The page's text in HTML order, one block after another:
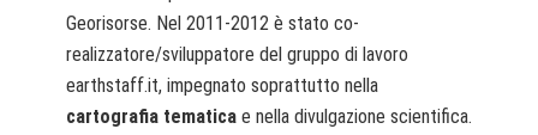
Georisorse. Nel 2011-2012 è stato co-
realizzatore/sviluppatore del gruppo di lavoro
earthstaff.it, impegnato soprattutto nella
cartografia tematica e nella divulgazione scientifica.